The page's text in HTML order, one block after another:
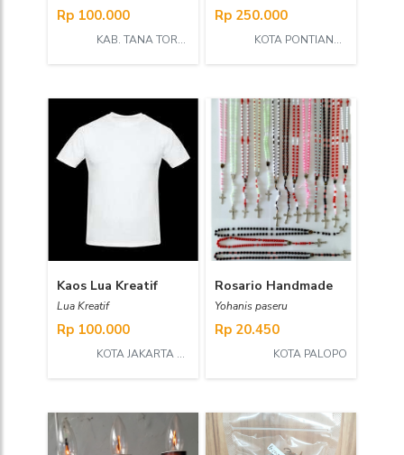
Rp 100.000
KAB. TANA TORAJA
Rp 250.000
KOTA PONTIANAK
Kaos Lua Kreatif
Lua Kreatif
Rp 100.000
KOTA JAKARTA SELATAN
Rosario Handmade
Yohanis paseru
Rp 20.450
KOTA PALOPO